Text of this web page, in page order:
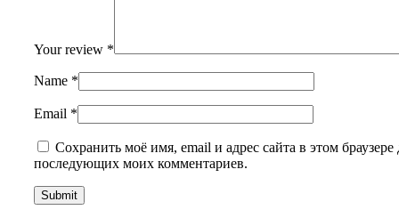
Your review *
Name *
Email *
Сохранить моё имя, email и адрес сайта в этом браузере
последующих моих комментариев.